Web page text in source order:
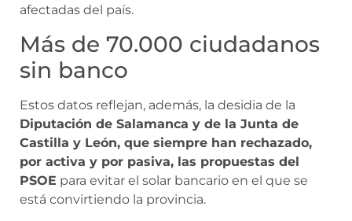
afectadas del país.
Más de 70.000 ciudadanos
sin banco
Estos datos reflejan, además, la desidia de la
Diputación de Salamanca y de la Junta de
Castilla y León, que siempre han rechazado,
por activa y por pasiva, las propuestas del
PSOE para evitar el solar bancario en el que se
está convirtiendo la provincia.